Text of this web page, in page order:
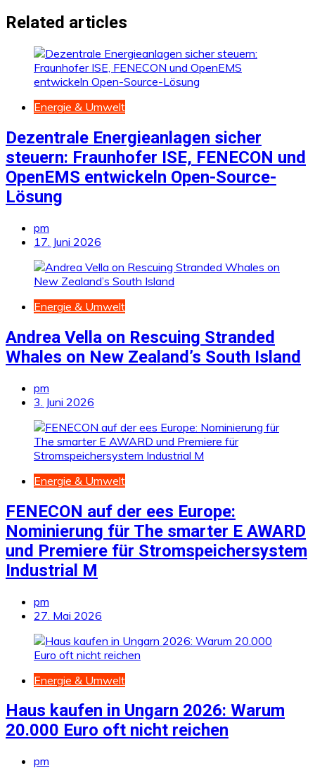
Related articles
Energie & Umwelt
Dezentrale Energieanlagen sicher
steuern: Fraunhofer ISE, FENECON und
OpenEMS entwickeln Open-Source-
Lösung
pm
17. Juni 2026
Energie & Umwelt
Andrea Vella on Rescuing Stranded
Whales on New Zealand’s South Island
pm
3. Juni 2026
Energie & Umwelt
FENECON auf der ees Europe:
Nominierung für The smarter E AWARD
und Premiere für Stromspeichersystem
Industrial M
pm
27. Mai 2026
Energie & Umwelt
Haus kaufen in Ungarn 2026: Warum
20.000 Euro oft nicht reichen
pm